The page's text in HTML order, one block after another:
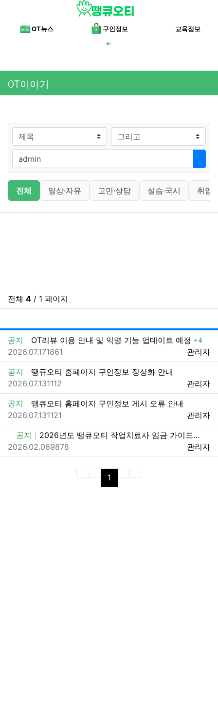
OT뉴스 구인정보 교육정보
OT이야기
검색대상
검색어
OT이야기 분류 목록
전체 일상·자유 고민·상담 실습·국시 취업·
전체 4 / 1 페이지
공지
OT리뷰 이용 안내 및 익명 기능 업데이트 예정 댓글
4
등록자
관리자
등록일
2026.07.17조회
186추천
1
공지
땡큐오티 홈페이지 구인정보 정상화 안내
등록자
관리자
등록일
2026.07.13조회
111추천
2
공지
땡큐오티 홈페이지 구인정보 게시 오류 안내
등록자
관리자
등록일
2026.07.13조회
112추천
1
공지
2026년도 땡큐오티 작업치료사 임금 가이드라인
등록자
관리자
등록일
2026.02.06조회
987추천
8
1 (current)